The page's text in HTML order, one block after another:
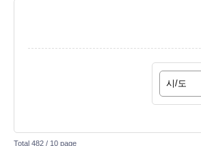
Total 482 / 10 page